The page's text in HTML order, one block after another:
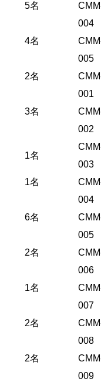
5名
004
4名
005
2名
001
3名
002
1名
003
1名
004
6名
005
2名
006
1名
007
2名
008
2名
009